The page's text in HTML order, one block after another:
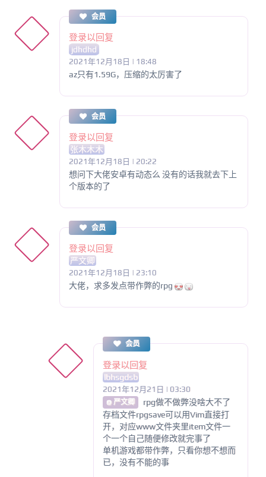
会员
登录以回复
jdhdhd
2021年12月18日 | 18:48
az只有1.59G，压缩的太厉害了
会员
登录以回复
张木木木
2021年12月18日 | 20:22
想问下大佬安卓有动态么 没有的话我就去下上
个版本的了
会员
登录以回复
严文卿
2021年12月18日 | 23:10
大佬，求多发点带作弊的rpg
会员
登录以回复
lbhsgdsb
2021年12月21日 | 03:30
@ 严文卿
rpg做不做弊没啥大不了
存档文件rpgsave可以用Vim直接打
开，对应www文件夹里item文件一
个一个自己随便修改就完事了
单机游戏都带作弊，只看你想不想而
已，没有不能的事